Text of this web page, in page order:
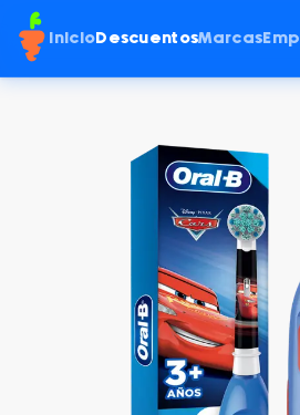
Inicio DescuentosMarcas